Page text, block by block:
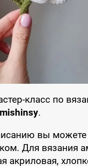
класс по
.
вы можете
Для вязания
акриловая,